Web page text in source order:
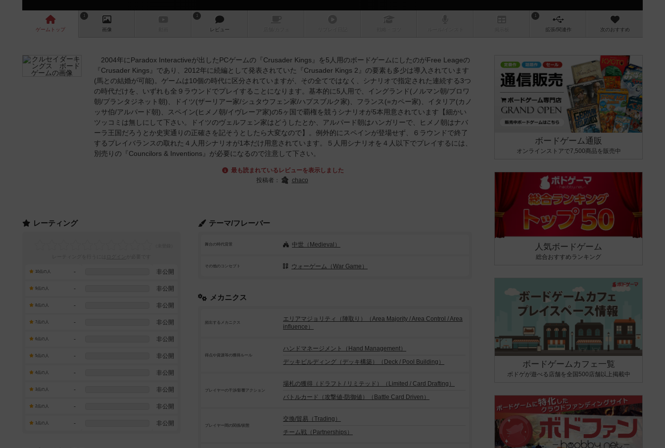
ゲーム トップ
1
画像
1
レビュー
1
拡張/関連作 次のおすすめ
2004年にParadox Interactiveが出したPCゲームの『Crusader Kings』を5人用のボードゲームにしたのがFree Leageの
『Crusader Kings』であり、2012年に続編として発表されていた『Crusader Kings 2』の要素も多少は導入されています
(馬との結婚が可能)。ゲームは10個の時代に区分されていますが、その全てではなく、シナリオで指定された連続する3つ
の時代だけを、いずれも全９ラウンドでプレイすることになります。基本的に5人用で、イングランド(ノルマン朝/ブロワ
朝/プランタジネット朝)、ドイツ(ザーリアー家/シュタウフェン家/ハプスブルク家)、フランス(=カペー家)、イタリア(カノ
ッサ伯/アルパード朝)、スペイン(ヒメノ朝/イヴレーア家)の5ヶ国で覇権を競うシナリオが5本用意されています【細かい
ツッコミは無しにして下さい。ドイツのヴェルフェン家はどうしたとか、アルパード朝はハンガリーで、ヒメノ朝はナバ
ーラ王国だろうとか史実通りの正確さを記そうとしたら大変なので】。例外的にスペインが登場せず、６ラウンドで終了
するプレイバランスの取れた４人用シナリオが1本だけ用意されています。５人用シナリオを４人以下でプレイするには、
別売りの『Councilors & Inventions』が必要になるので注意して下さい。
最も読まれているレビューを表示しました
投稿者：
chaco
テーマ/フレーバー
舞台の時代背景 中世（Medieval）
その他のコンセプト ウォーゲーム（War Game）
メカニクス
頻出するメカニクス
エリアマジョリティ（陣取り）（Area Majority / Area Control / Area
influence）
得点や資源等の獲得ルール
ハンドマネージメント（Hand Management）
デッキビルディング（デッキ構築）（Deck / Pool Building）
プレイヤーの干渉/影響アクション
場札の獲得（ドラフト / リミテッド）（Limited / Card Drafting）
バトルカード（攻撃値-防御値）（Battle Card Driven）
プレイヤー間の関係/状態
交換/貿易（Trading）
チーム戦（Partnerships）
レーティング
10点の人 - 非公開
9点の人 - 非公開
8点の人 - 非公開
7点の人 - 非公開
6点の人 - 非公開
5点の人 - 非公開
4点の人 - 非公開
3点の人 - 非公開
2点の人 - 非公開
1点の人 - 非公開
ボードゲーム通販
オンラインストアで7,500商品を販売中
人気ボードゲーム
総合おすすめランキング
ボードゲームカフェ一覧
ボドゲが遊べる店舗を全国500店舗以上掲載中